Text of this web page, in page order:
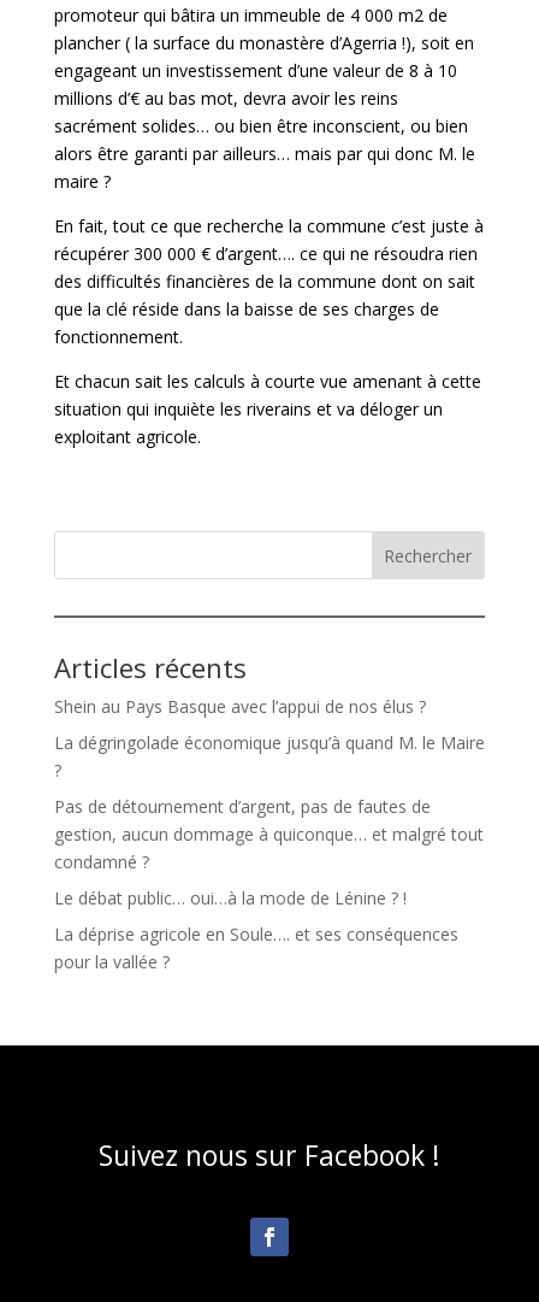
promoteur qui bâtira un immeuble de 4 000 m2 de
plancher ( la surface du monastère d’Agerria !), soit en
engageant un investissement d’une valeur de 8 à 10
millions d’€ au bas mot, devra avoir les reins
sacrément solides… ou bien être inconscient, ou bien
alors être garanti par ailleurs… mais par qui donc M. le
maire ?
En fait, tout ce que recherche la commune c’est juste à
récupérer 300 000 € d’argent…. ce qui ne résoudra rien
des difficultés financières de la commune dont on sait
que la clé réside dans la baisse de ses charges de
fonctionnement.
Et chacun sait les calculs à courte vue amenant à cette
situation qui inquiète les riverains et va déloger un
exploitant agricole.
Rechercher
Articles récents
Shein au Pays Basque avec l’appui de nos élus ?
La dégringolade économique jusqu’à quand M. le Maire
?
Pas de détournement d’argent, pas de fautes de
gestion, aucun dommage à quiconque… et malgré tout
condamné ?
Le débat public… oui…à la mode de Lénine ? !
La déprise agricole en Soule…. et ses conséquences
pour la vallée ?
Suivez nous sur Facebook !